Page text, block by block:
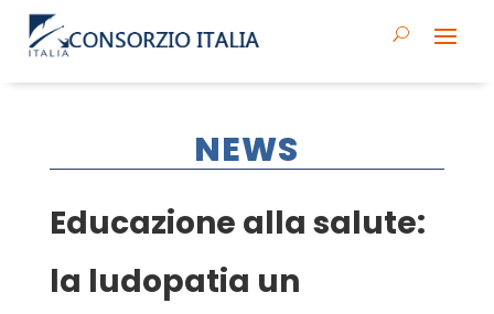
NEWS
Educazione alla salute:
la ludopatia un